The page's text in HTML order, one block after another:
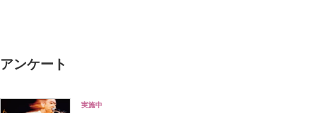
アンケート
実施中